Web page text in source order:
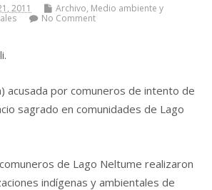
2011 Archivo, Medio ambiente y
No Comment
acusada por comuneros de intento de
sagrado en comunidades de Lago
de Lago Neltume realizaron
indígenas y ambientales de